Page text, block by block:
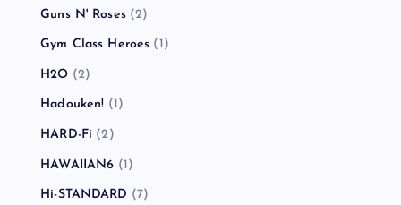
Guns N' Roses(2)
Gym Class Heroes (1)
H2O (2)
Hadouken! (1)
HARD-Fi (2)
HAWAIIAN6 (1)
Hi-STANDARD (7)